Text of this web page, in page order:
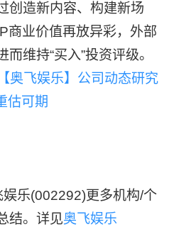
创造新内容、构建新场
商业价值再放异彩，外部
维持“买入”投资评级。
奥飞娱乐】公司动态研究
估可期
娱乐(002292)更多机构/个
结。详见奥飞娱乐